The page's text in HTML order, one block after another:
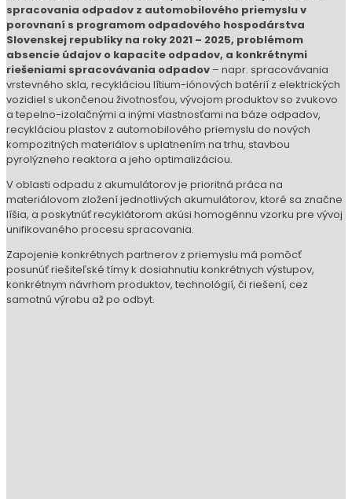
líšia, a poskytnúť recyklátorom akúsi homogénnu vzorku pre vývoj
unifikovaného procesu spracovania.
Zapojenie konkrétnych partnerov z priemyslu má pomôcť
posunúť riešiteľské tímy k dosiahnutiu konkrétnych výstupov,
konkrétnym návrhom produktov, technológií, či riešení, cez
samotnú výrobu až po odbyt.